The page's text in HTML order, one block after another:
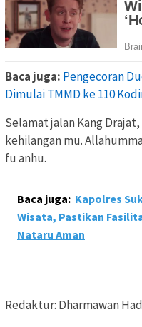
Baca juga: Pengecoran
Dimulai TMMD ke 110
Selamat jalan Kang
kehilangan mu.
fu anhu.
Baca juga: Kapolres
Wisata, Pastikan
Nataru Aman
Redaktur: Dharmawan